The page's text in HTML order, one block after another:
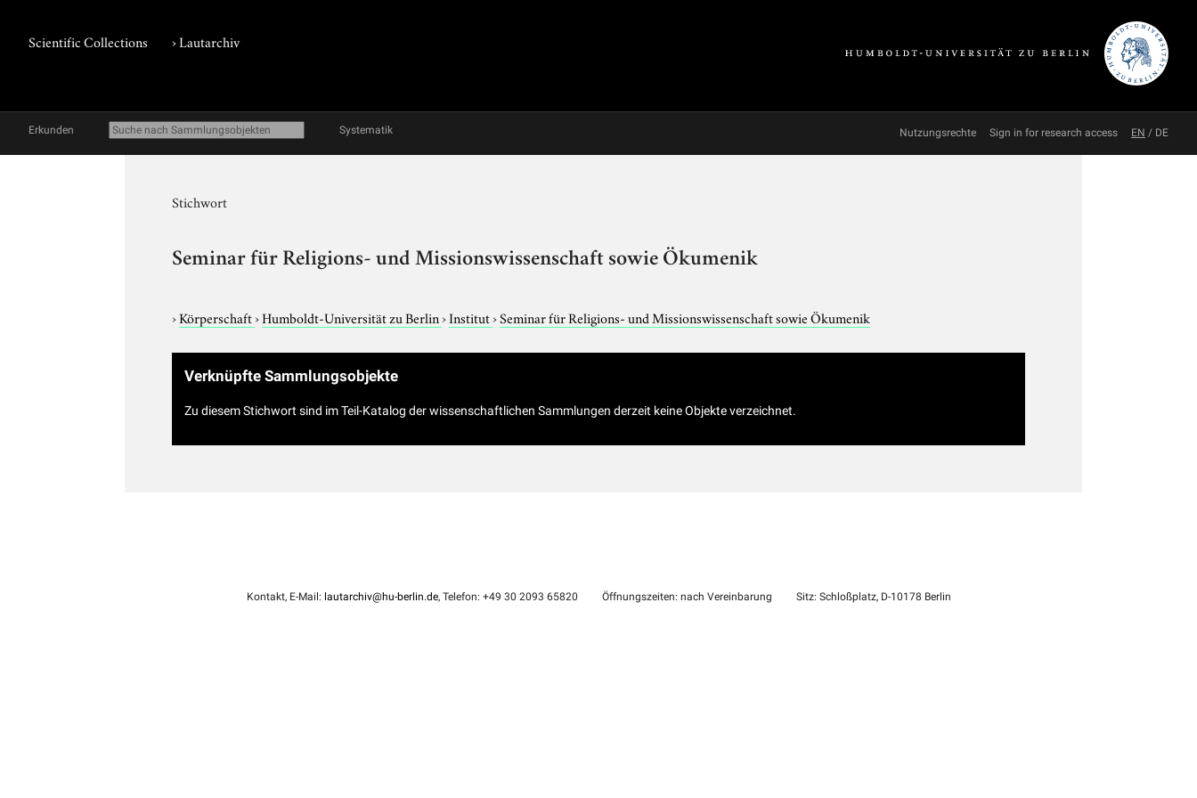
Scientific Collections ›Lautarchiv
Erkunden Systematik Nutzungsrechte Sign in for research access EN / DE
Stichwort
Seminar für Religions- und Missionswissenschaft sowie Ökumenik
›Körperschaft›Humboldt-Universität zu Berlin›Institut›Seminar für Religions- und Missionswissenschaft sowie Ökumenik
Verknüpfte Sammlungsobjekte
Zu diesem Stichwort sind im Teil-Katalog der wissenschaftlichen Sammlungen derzeit keine Objekte verzeichnet.
Kontakt, E-Mail: lautarchiv@hu-berlin.de, Telefon: +49 30 2093 65820 Öffnungszeiten: nach Vereinbarung Sitz: Schloßplatz, D-10178 Berlin